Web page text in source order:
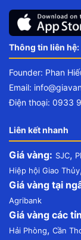
Thông tin liên hệ:
Founder: Phan
Email:
Điện thoại: 0933
Liên kết nhanh
Giá vàng: SJC,
Hiệp hội Giao Thủy,
Giá vàng tại
Agribank
Giá vàng các
Hải Phòng, Cần